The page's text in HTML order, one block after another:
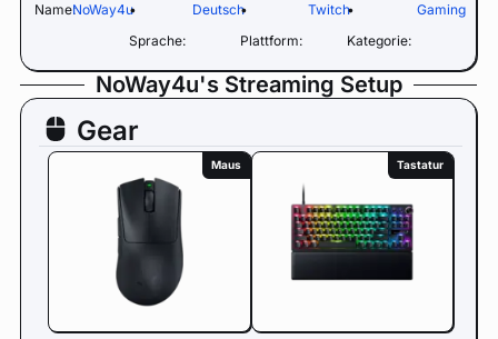
Name:NoWay4u•
Sprache:
Deutsch•
Plattform:
Twitch•
Kategorie:
Gaming
NoWay4u's Streaming Setup
Gear
Maus Tastatur